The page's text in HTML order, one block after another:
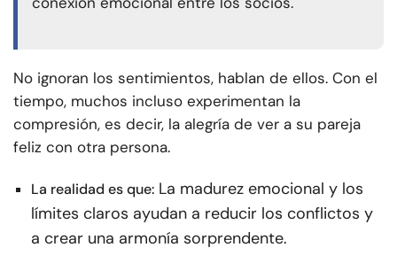
No ignoran los sentimientos, hablan de ellos. Con el
tiempo, muchos incluso experimentan la
compresión, es decir, la alegría de ver a su pareja
feliz con otra persona.
La realidad es que: La madurez emocional y los
límites claros ayudan a reducir los conflictos y
a crear una armonía sorprendente.